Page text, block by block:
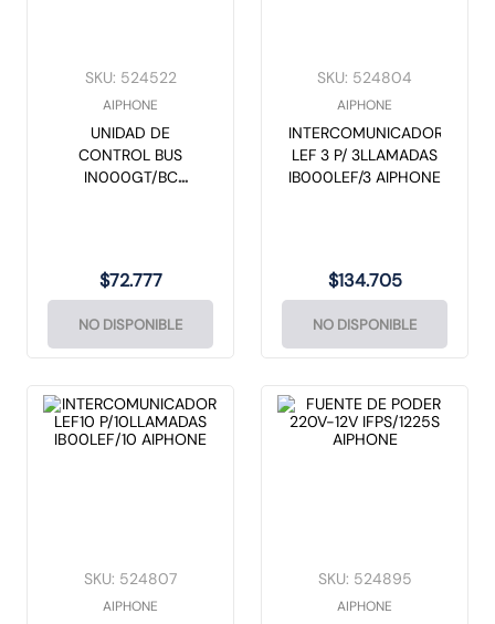
SKU: 524522
AIPHONE
UNIDAD DE
CONTROL BUS
IN000GT/BC
$72.777
NO DISPONIBLE
SKU: 524804
AIPHONE
INTERCOMUNICADOR
LEF 3 P/ 3LLAMADAS
IB000LEF/3 AIPHONE
$134.705
NO DISPONIBLE
SKU: 524807
AIPHONE
SKU: 524895
AIPHONE